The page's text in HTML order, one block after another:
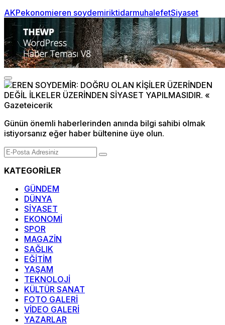
AKPekonomieren soydemiriktidarmuhalefetSiyaset
Günün önemli haberlerinden anında bilgi sahibi olmak
istiyorsanız eğer haber bültenine üye olun.
KATEGORİLER
GÜNDEM
DÜNYA
SİYASET
EKONOMİ
SPOR
MAGAZİN
SAĞLIK
EĞİTİM
YAŞAM
TEKNOLOJİ
KÜLTÜR SANAT
FOTO GALERİ
VİDEO GALERİ
YAZARLAR